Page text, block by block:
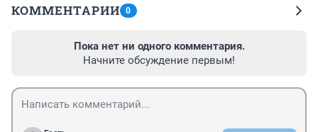
КОММЕНТАРИИ 0
Пока нет ни одного комментария.
Начните обсуждение первым!